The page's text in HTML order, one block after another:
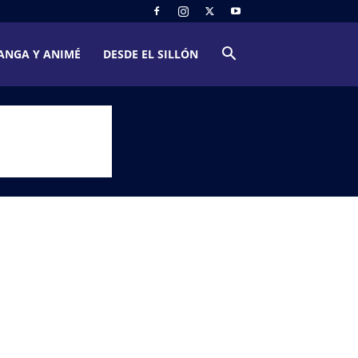
Y ANIMÉ DESDE EL SILLÓN